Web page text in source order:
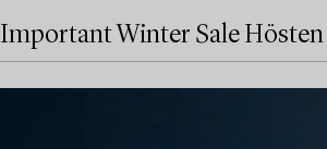
Important Winter Sale Hösten